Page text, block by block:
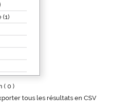
(1)
( 0 )
tous les résultats en CSV